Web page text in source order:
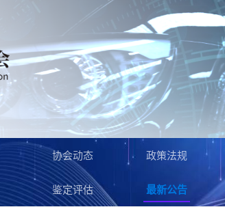
协会动态 政策法规
鉴定评估 最新公告